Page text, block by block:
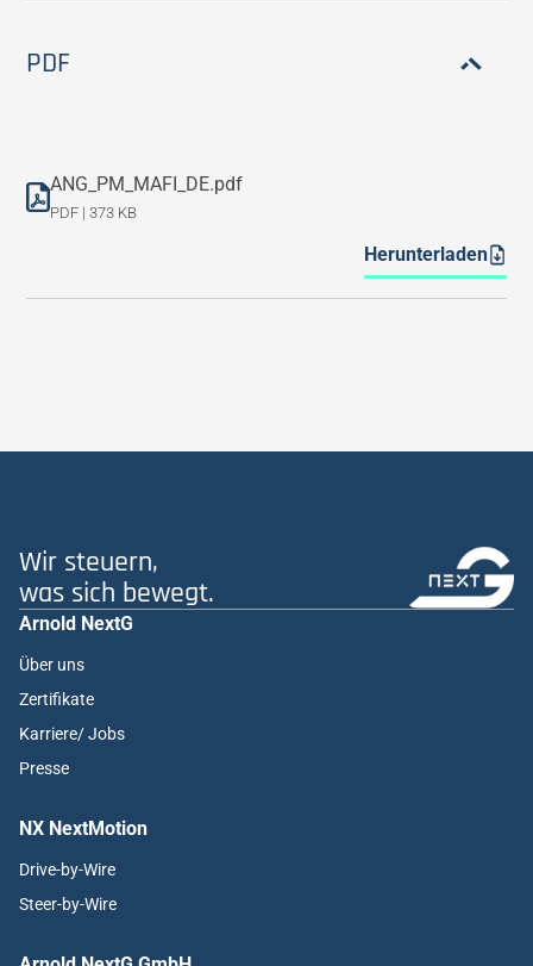
PDF
ANG_PM_MAFI_DE.pdf
PDF | 373 KB
Herunterladen
Wir steuern,
was sich bewegt.
Arnold NextG
Über uns
Zertifikate
Karriere/ Jobs
Presse
NX NextMotion
Drive-by-Wire
Steer-by-Wire